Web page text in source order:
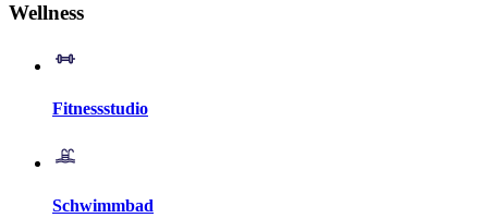
Wellness
Fitnessstudio
Schwimmbad